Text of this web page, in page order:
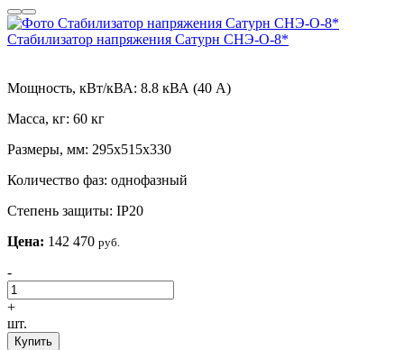
Стабилизатор напряжения Сатурн СНЭ-О-8*
Мощность, кВт/кВА: 8.8 кВА (40 А)
Масса, кг: 60 кг
Размеры, мм: 295х515х330
Количество фаз: однофазный
Степень защиты: IP20
Цена: 142 470 руб.
-
+
шт.
Купить